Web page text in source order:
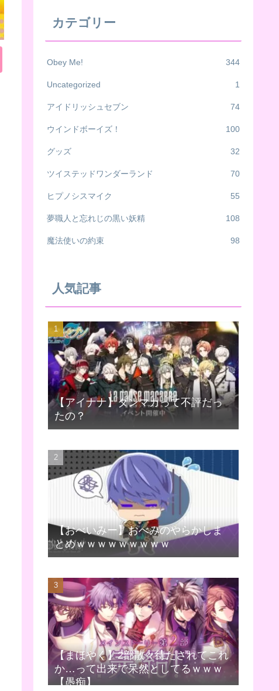
カテゴリー
Obey Me! 344
Uncategorized 1
アイドリッシュセブン 74
ウインドボーイズ！ 100
グッズ 32
ツイステッドワンダーランド 70
ヒプノシスマイク 55
夢職人と忘れじの黒い妖精 108
魔法使いの約束 98
人気記事
【アイナナ】ダンマカって不評だっ
たの？
【おべいみー】おべみのやらかしま
とめｗｗｗｗｗｗｗｗｗ
【まほやく】2部散々待たされてこれ
か…って出来で呆然としてるｗｗｗ
【愚痴】